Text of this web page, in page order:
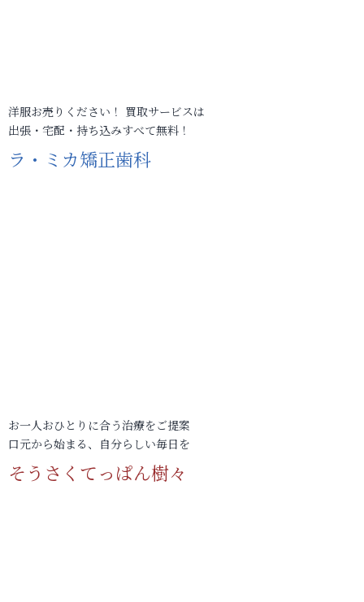
洋服お売りください！ 買取サービスは
出張・宅配・持ち込みすべて無料！
ラ・ミカ矯正歯科
お一人おひとりに合う治療をご提案
口元から始まる、自分らしい毎日を
そうさくてっぱん樹々